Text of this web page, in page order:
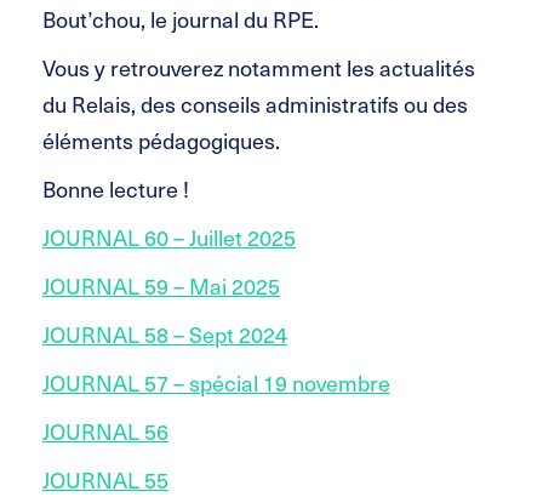
Bout’chou, le journal du RPE.
Vous y retrouverez notamment les actualités
du Relais, des conseils administratifs ou des
éléments pédagogiques.
Bonne lecture !
JOURNAL 60 – Juillet 2025
JOURNAL 59 – Mai 2025
JOURNAL 58 – Sept 2024
JOURNAL 57 – spécial 19 novembre
JOURNAL 56
JOURNAL 55